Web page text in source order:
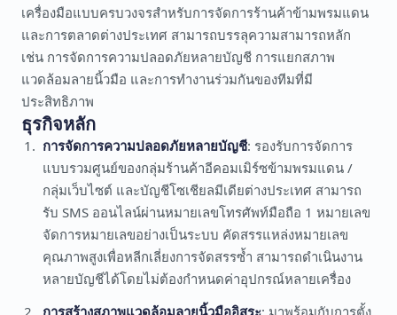
เครื่องมือแบบครบวงจรสำหรับการจัดการร้านค้าข้ามพรมแดน
และการตลาดต่างประเทศ สามารถบรรลุความสามารถหลัก
เช่น การจัดการความปลอดภัยหลายบัญชี การแยกสภาพ
แวดล้อมลายนิ้วมือ และการทำงานร่วมกันของทีมที่มี
ประสิทธิภาพ
ธุรกิจหลัก
การจัดการความปลอดภัยหลายบัญชี: รองรับการจัดการ
แบบรวมศูนย์ของกลุ่มร้านค้าอีคอมเมิร์ซข้ามพรมแดน /
กลุ่มเว็บไซต์ และบัญชีโซเชียลมีเดียต่างประเทศ สามารถ
รับ SMS ออนไลน์ผ่านหมายเลขโทรศัพท์มือถือ 1 หมายเลข
จัดการหมายเลขอย่างเป็นระบบ คัดสรรแหล่งหมายเลข
คุณภาพสูงเพื่อหลีกเลี่ยงการจัดสรรซ้ำ สามารถดำเนินงาน
หลายบัญชีได้โดยไม่ต้องกำหนดค่าอุปกรณ์หลายเครื่อง
การสร้างสภาพแวดล้อมลายนิ้วมืออิสระ: มาพร้อมกับการตั้ง